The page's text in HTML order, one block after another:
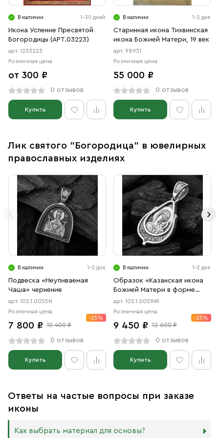
В наличии 1-30 дней
Икона Успение Пресвятой
Богородицы (АРТ.03223)
арт. 1233223
Розничная цена
от 300 ₽
0 отзывов
Купить
В наличии 1-2 дня
Старинная икона Тихвинская
икона Божией Матери, 19 век
арт. 98931
Розничная цена
55 000 ₽
0 отзывов
Купить
Лик святого "Богородица" в ювелирных
православных изделиях
В наличии 1-2 дня
Подвеска «Неупиваемая
Чаша» чернение
арт. 102.1.0055N
Розничная цена
7 800 ₽ 10 400 ₽
-25%
0 отзывов
Купить
В наличии 1-2 дня
Образок «Казанская икона
Божией Матери в форме
цаты» чернение, родий
арт. 102.1.0051NR
Розничная цена
9 450 ₽ 12 600 ₽
-25%
0 отзывов
Купить
Ответы на частые вопросы при заказе
иконы
Как выбрать материал для основы?